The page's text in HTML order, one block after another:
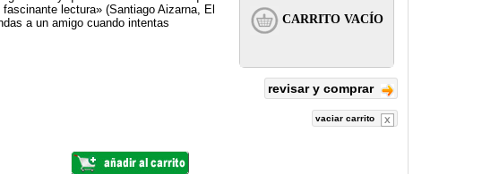
lectura» (Santiago Aizarna, El
a un amigo cuando intentas
revisar y comprar
vaciar carrito